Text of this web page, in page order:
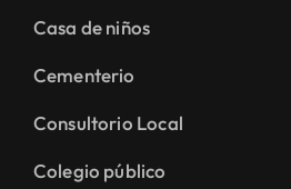
Casa de niños
Cementerio
Consultorio Local
Colegio público